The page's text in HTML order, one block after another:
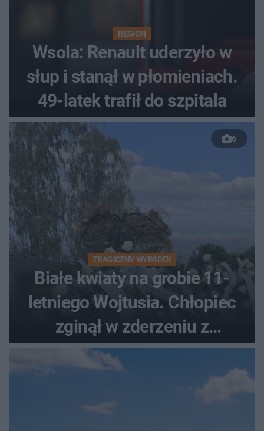
REGION
Wsola: Renault uderzyło w
słup i stanął w płomieniach.
49-latek trafił do szpitala
6
TRAGICZNY WYPADEK
Białe kwiaty na grobie 11-
letniego Wojtusia. Chłopiec
zginął w zderzeniu z
kombajnem